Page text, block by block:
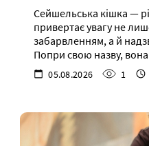
Сейшельська кішка —
привертає увагу не
забарвленням, а й
Попри свою назву,
05.08.2026 1